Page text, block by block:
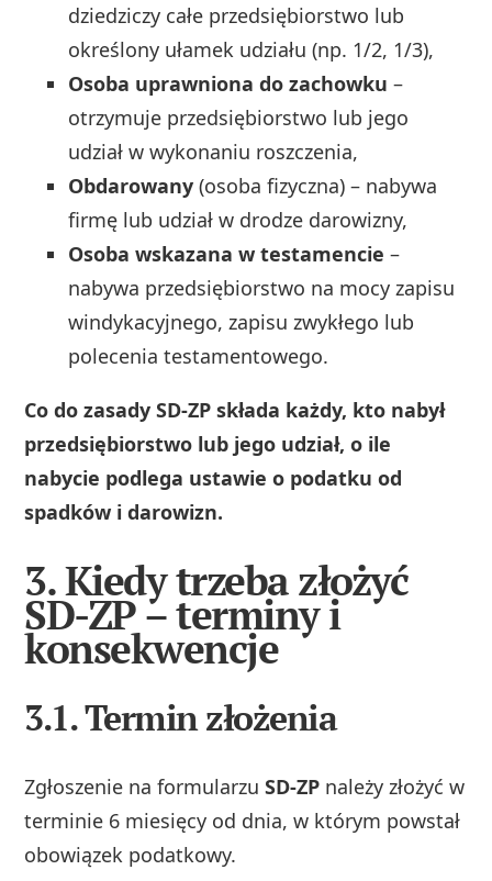
dziedziczy całe przedsiębiorstwo lub
określony ułamek udziału (np. 1/2, 1/3),
Osoba uprawniona do zachowku –
otrzymuje przedsiębiorstwo lub jego
udział w wykonaniu roszczenia,
Obdarowany (osoba fizyczna) – nabywa
firmę lub udział w drodze darowizny,
Osoba wskazana w testamencie –
nabywa przedsiębiorstwo na mocy zapisu
windykacyjnego, zapisu zwykłego lub
polecenia testamentowego.
Co do zasady SD-ZP składa każdy, kto nabył
przedsiębiorstwo lub jego udział, o ile
nabycie podlega ustawie o podatku od
spadków i darowizn.
3. Kiedy trzeba złożyć
SD-ZP – terminy i
konsekwencje
3.1. Termin złożenia
Zgłoszenie na formularzuSD-ZP należy złożyć w
terminie 6 miesięcy od dnia, w którym powstał
obowiązek podatkowy.